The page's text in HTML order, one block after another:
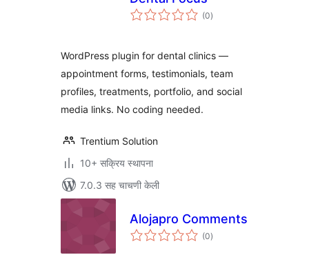
(0एकूण
मूल्यांकन
)
WordPress plugin for dental clinics —
appointment forms, testimonials, team
profiles, treatments, portfolio, and social
media links. No coding needed.
Trentium Solution
10+ सक्रिय स्थापना
7.0.3 सह चाचणी केली
Alojapro Comments
(0एकूण
मूल्यांकन
)